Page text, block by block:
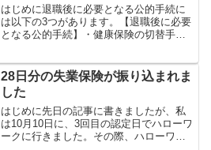
はじめに退職後に必要となる公的手続に
は以下の3つがあります。【退職後に必要
となる公的手続】・健康保険の切替手
は、これまで、「ハローワークでの初回
手続」「職業講習会＆雇用...
28日分の失業保険が振り込まれま
した
はじめに先日の記事に書きましたが、私
は10月10日に、3回目の認定日でハローワ
ークに行きました。その際、ハローワー